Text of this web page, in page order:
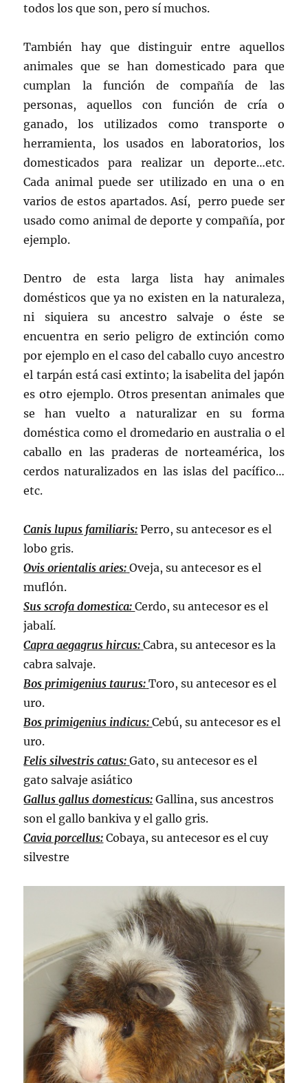
todos los que son, pero sí muchos.
También hay que distinguir entre aquellos
animales que se han domesticado para que
cumplan la función de compañía de las
personas, aquellos con función de cría o
ganado, los utilizados como transporte o
herramienta, los usados en laboratorios, los
domesticados para realizar un deporte…etc.
Cada animal puede ser utilizado en una o en
varios de estos apartados. Así, perro puede ser
usado como animal de deporte y compañía, por
ejemplo.
Dentro de esta larga lista hay animales
domésticos que ya no existen en la naturaleza,
ni siquiera su ancestro salvaje o éste se
encuentra en serio peligro de extinción como
por ejemplo en el caso del caballo cuyo ancestro
el tarpán está casi extinto; la isabelita del japón
es otro ejemplo. Otros presentan animales que
se han vuelto a naturalizar en su forma
doméstica como el dromedario en australia o el
caballo en las praderas de norteamérica, los
cerdos naturalizados en las islas del pacífico…
etc.
Canis lupus familiaris: Perro, su antecesor es el
lobo gris.
Ovis orientalis aries: Oveja, su antecesor es el
muflón.
Sus scrofa domestica:Cerdo, su antecesor es el
jabalí.
Capra aegagrus hircus: Cabra, su antecesor es la
cabra salvaje.
Bos primigenius taurus: Toro, su antecesor es el
uro.
Bos primigenius indicus:Cebú, su antecesor es el
uro.
Felis silvestris catus: Gato, su antecesor es el
gato salvaje asiático
Gallus gallus domesticus: Gallina, sus ancestros
son el gallo bankiva y el gallo gris.
Cavia porcellus: Cobaya, su antecesor es el cuy
silvestre